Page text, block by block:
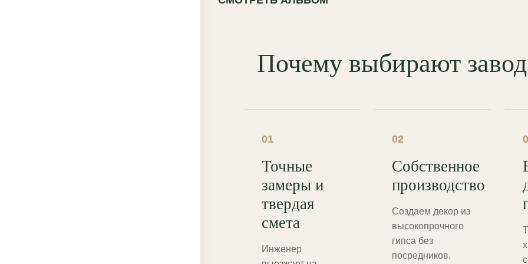
Почему выбирают
01
Точные
замеры и
твердая
смета
Инженер
02
Собственное
производство
Создаем декор из
высокопрочного
гипса без
посредников.